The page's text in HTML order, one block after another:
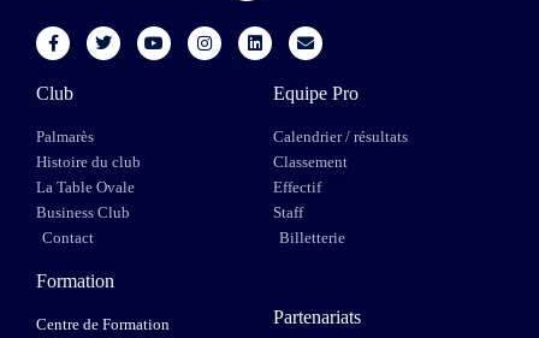
Club
Palmarès
Histoire du club
La Table Ovale
Business Club
Contact
Equipe Pro
Calendrier / résultats
Classement
Effectif
Staff
Billetterie
Formation
Centre de Formation Partenariats